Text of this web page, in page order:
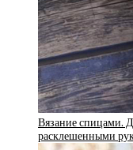
Вязание спицами.
расклешенными